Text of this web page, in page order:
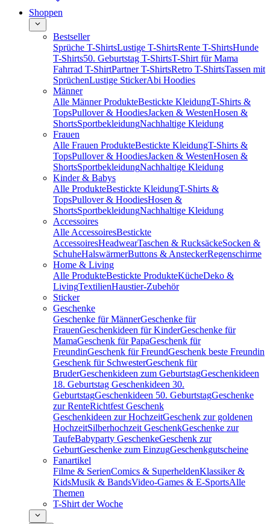
Shoppen
Bestseller
Sprüche T-ShirtsLustige T-ShirtsRente T-ShirtsHunde
T-Shirts50. Geburtstag T-ShirtsT-Shirt für Mama
Fahrrad T-ShirtPartner T-ShirtsRetro T-ShirtsTassen mit
SprüchenLustige StickerAbi Hoodies
Männer
Alle Männer ProdukteBestickte KleidungT-Shirts &
TopsPullover & HoodiesJacken & WestenHosen &
ShortsSportbekleidungNachhaltige Kleidung
Frauen
Alle Frauen ProdukteBestickte KleidungT-Shirts &
TopsPullover & HoodiesJacken & WestenHosen &
ShortsSportbekleidungNachhaltige Kleidung
Kinder & Babys
Alle ProdukteBestickte KleidungT-Shirts &
TopsPullover & HoodiesHosen &
ShortsSportbekleidungNachhaltige Kleidung
Accessoires
Alle AccessoiresBestickte
AccessoiresHeadwearTaschen & RucksäckeSocken &
SchuheHalswärmerButtons & AnsteckerRegenschirme
Home & Living
Alle ProdukteBestickte ProdukteKücheDeko &
LivingTextilienHaustier-Zubehör
Sticker
Geschenke
Geschenke für MännerGeschenke für
FrauenGeschenkideen für KinderGeschenke für
MamaGeschenk für PapaGeschenk für
FreundinGeschenk für FreundGeschenk beste Freundin
Geschenk für SchwesterGeschenk für
BruderGeschenkideen zum GeburtstagGeschenkideen
18. Geburtstag Geschenkideen 30.
GeburtstagGeschenkideen 50. GeburtstagGeschenke
zur RenteRichtfest Geschenk
Geschenkideen zur HochzeitGeschenk zur goldenen
HochzeitSilberhochzeit GeschenkGeschenke zur
TaufeBabyparty GeschenkeGeschenk zur
GeburtGeschenke zum EinzugGeschenkgutscheine
Fanartikel
Filme & SerienComics & SuperheldenKlassiker &
KidsMusik & BandsVideo-Games & E-SportsAlle
Themen
T-Shirt der Woche